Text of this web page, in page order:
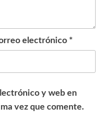
electrónico *
y web en
vez que comente.